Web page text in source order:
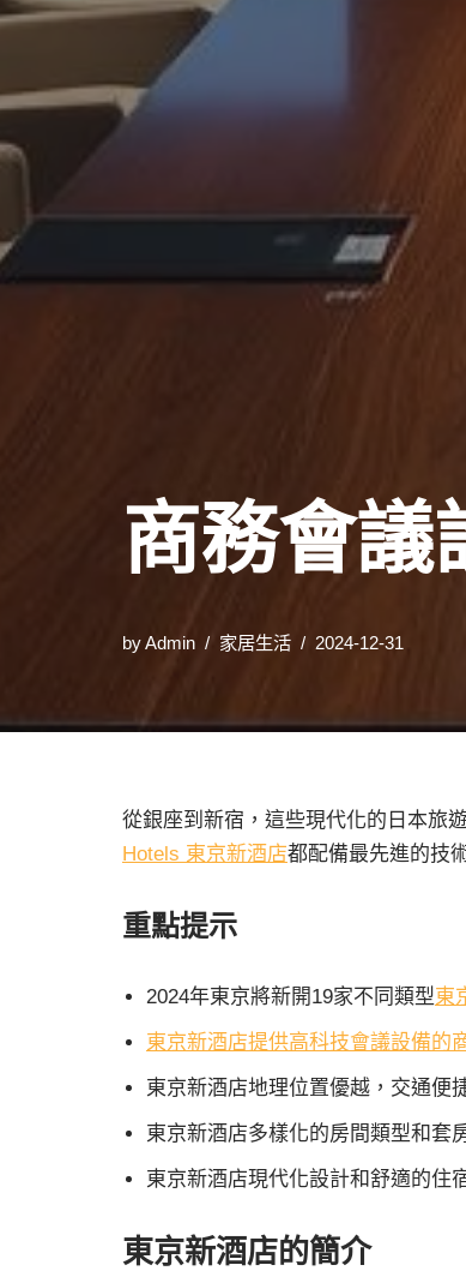
商務會議
byAdmin 家居生活 2024-12-31
從銀座到新宿，這些現代化的日本旅
Hotels 東京新酒店都配備最先進的技
重點提示
2024年東京將新開19家不同類型東
東京新酒店提供高科技會議設備的
東京新酒店地理位置優越，交通便
東京新酒店多樣化的房間類型和套
東京新酒店現代化設計和舒適的住
東京新酒店的簡介